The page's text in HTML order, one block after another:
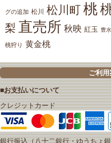
グの追加 松川 松川町 桃
梨 直売所 秋映 紅玉 豊水
桃狩り 黄金桃
ご利用
■お支払いについて
クレジットカード
銀行振込（八十二銀行・ゆうちょ